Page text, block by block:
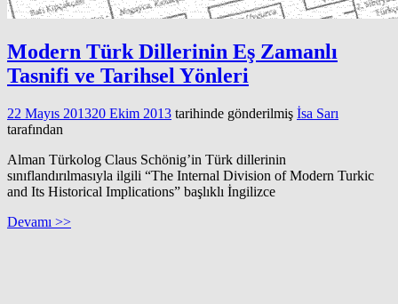
Modern Türk Dillerinin Eş Zamanlı
Tasnifi ve Tarihsel Yönleri
22 Mayıs 201320 Ekim 2013 tarihinde gönderilmiş İsa Sarı
tarafından
Alman Türkolog Claus Schönig’in Türk dillerinin
sınıflandırılmasıyla ilgili “The Internal Division of Modern Turkic
and Its Historical Implications” başlıklı İngilizce
Devamı >>